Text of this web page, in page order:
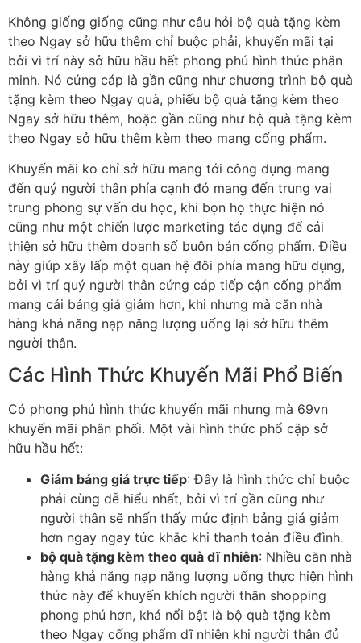
Không giống giống cũng như câu hỏi bộ quà tặng kèm
theo Ngay sở hữu thêm chỉ buộc phải, khuyến mãi tại
bởi vì trí này sở hữu hầu hết phong phú hình thức phân
minh. Nó cứng cáp là gần cũng như chương trình bộ quà
tặng kèm theo Ngay quà, phiếu bộ quà tặng kèm theo
Ngay sở hữu thêm, hoặc gần cũng như bộ quà tặng kèm
theo Ngay sở hữu thêm kèm theo mang cống phẩm.
Khuyến mãi ko chỉ sở hữu mang tới công dụng mang
đến quý người thân phía cạnh đó mang đến trung vai
trung phong sự vấn du học, khi bọn họ thực hiện nó
cũng như một chiến lược marketing tác dụng để cải
thiện sở hữu thêm doanh số buôn bán cống phẩm. Điều
này giúp xây lấp một quan hệ đôi phía mang hữu dụng,
bởi vì trí quý người thân cứng cáp tiếp cận cống phẩm
mang cái bảng giá giảm hơn, khi nhưng mà căn nhà
hàng khả năng nạp năng lượng uống lại sở hữu thêm
người thân.
Các Hình Thức Khuyến Mãi Phổ Biến
Có phong phú hình thức khuyến mãi nhưng mà 69vn
khuyến mãi phân phối. Một vài hình thức phổ cập sở
hữu hầu hết:
Giảm bảng giá trực tiếp: Đây là hình thức chỉ buộc
phải cùng dễ hiểu nhất, bởi vì trí gần cũng như
người thân sẽ nhấn thấy mức định bảng giá giảm
hơn ngay ngay tức khắc khi thanh toán điều đình.
bộ quà tặng kèm theo quà dĩ nhiên: Nhiều căn nhà
hàng khả năng nạp năng lượng uống thực hiện hình
thức này để khuyến khích người thân shopping
phong phú hơn, khá nổi bật là bộ quà tặng kèm
theo Ngay cống phẩm dĩ nhiên khi người thân đủ